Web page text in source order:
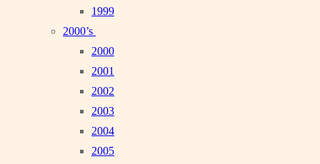
1999
2000’s
2000
2001
2002
2003
2004
2005